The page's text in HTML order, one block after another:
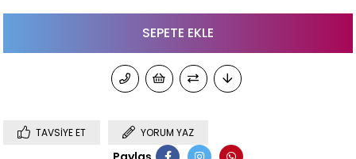
TAVSIYE ET YORUM YAZ